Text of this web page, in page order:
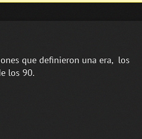
que definieron una era, los
los 90.